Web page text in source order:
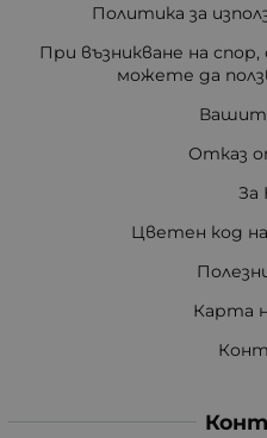
Политика за
При възникване на спор,
можете да
Отказ
За
Цветен код
Карта